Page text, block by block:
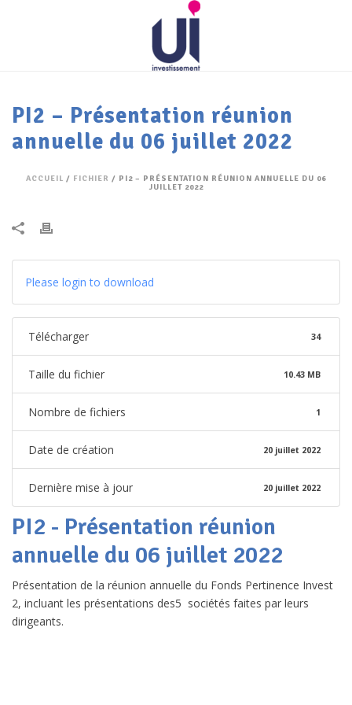
PI2 – Présentation réunion
annuelle du 06 juillet 2022
ACCUEIL / FICHIER / PI2 – PRÉSENTATION RÉUNION ANNUELLE DU 06
JUILLET 2022
Please login to download
Télécharger 34
Taille du fichier 10.43 MB
Nombre de fichiers 1
Date de création 20 juillet 2022
Dernière mise à jour 20 juillet 2022
PI2 - Présentation réunion
annuelle du 06 juillet 2022
Présentation de la réunion annuelle du Fonds Pertinence Invest
2, incluant les présentations des5 sociétés faites par leurs
dirigeants.